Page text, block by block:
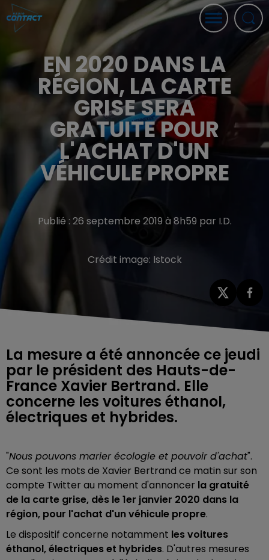
EN 2020 DANS LA
RÉGION, LA CARTE
GRISE SERA
GRATUITE POUR
L'ACHAT D'UN
VÉHICULE PROPRE
Publié : 26 septembre 2019 à 8h59 par I.D.
Crédit image: Istock
La mesure a été annoncée ce jeudi
par le président des Hauts-de-
France Xavier Bertrand. Elle
concerne les voitures éthanol,
électriques et hybrides.
"Nous pouvons marier écologie et pouvoir d'achat".
Ce sont les mots de Xavier Bertrand ce matin sur son
compte Twitter au moment d'annoncer la gratuité
de la carte grise, dès le 1er janvier 2020 dans la
région, pour l'achat d'un véhicule propre.
Le dispositif concerne notamment les voitures
éthanol, électriques et hybrides. D'autres mesures